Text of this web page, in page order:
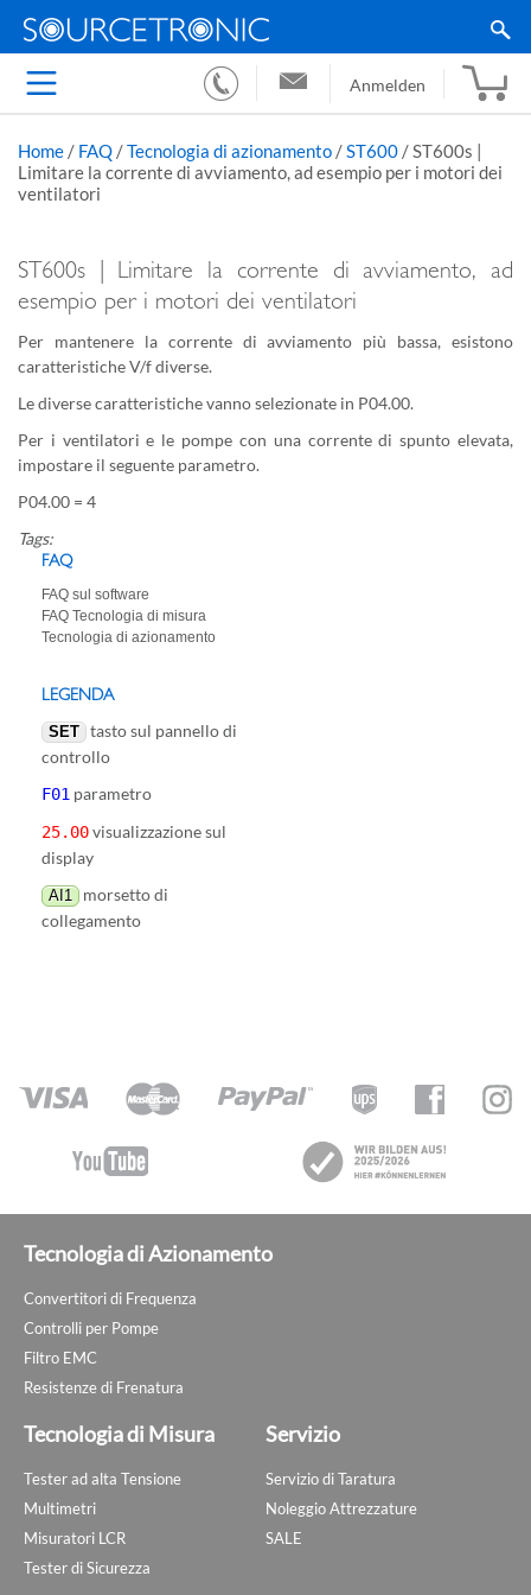
Anmelden
Home / FAQ /Tecnologia di azionamento / ST600 / ST600s |
Limitare la corrente di avviamento, ad esempio per i motori dei
ventilatori
ST600s | Limitare la corrente di avviamento, ad
esempio per i motori dei ventilatori
Per mantenere la corrente di avviamento più bassa, esistono
caratteristiche V/f diverse.
Le diverse caratteristiche vanno selezionate in P04.00.
Per i ventilatori e le pompe con una corrente di spunto elevata,
impostare il seguente parametro.
P04.00 = 4
Tags:
FAQ
FAQ sul software
FAQ Tecnologia di misura
Tecnologia di azionamento
LEGENDA
SET
tasto sul pannello di
controllo
F01 parametro
25.00visualizzazione sul
display
AI1
morsetto di
collegamento
Tecnologia di Azionamento
Convertitori di Frequenza
Controlli per Pompe
Filtro EMC
Resistenze di Frenatura
Tecnologia di Misura
Tester ad alta Tensione
Multimetri
Misuratori LCR
Tester di Sicurezza
Servizio
Servizio di Taratura
Noleggio Attrezzature
SALE